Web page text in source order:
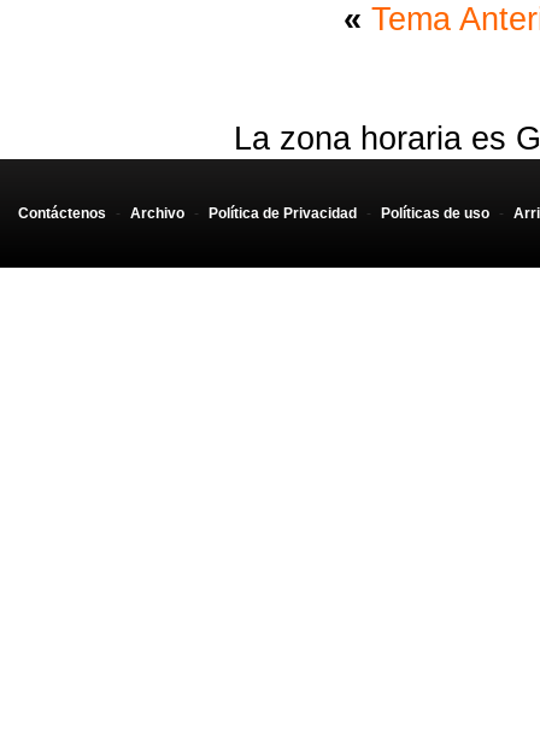
« Tema
La zona horaria es
Contáctenos - Archivo - Política de Privacidad - Políticas de uso -